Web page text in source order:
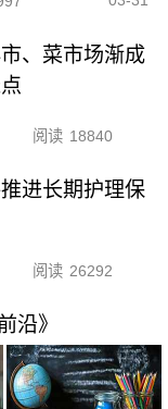
、菜市场渐成
阅读 18840
进长期护理保
阅读 26292
沿》